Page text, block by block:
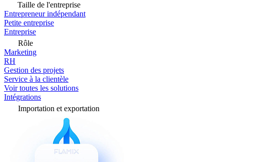
Taille de l'entreprise
Entrepreneur indépendant
Petite entreprise
Entreprise
Rôle
Marketing
RH
Gestion des projets
Service à la clientèle
Voir toutes les solutions
Intégrations
Importation et exportation